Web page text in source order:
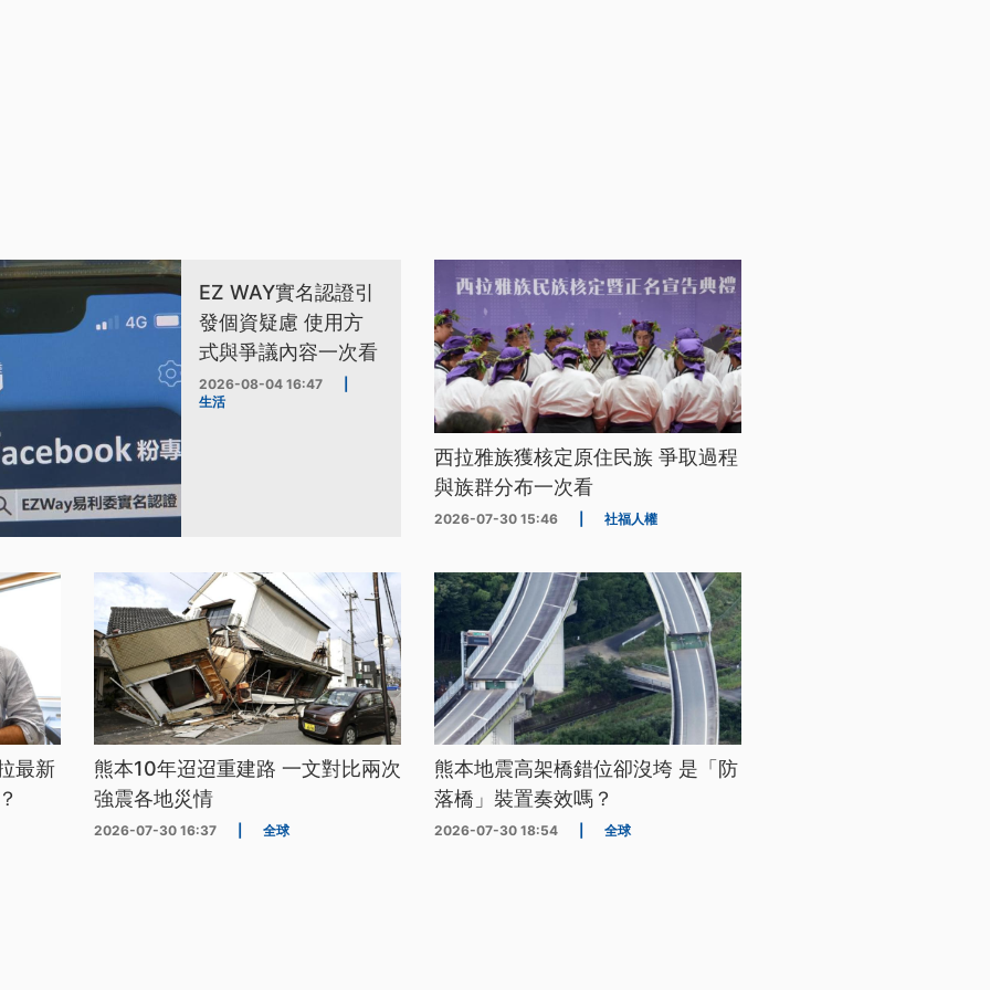
EZ WAY實名認證引
發個資疑慮 使用方
式與爭議內容一次看
2026-08-04 16:47
生活
西拉雅族獲核定原住民族 爭取過程
與族群分布一次看
2026-07-30 15:46 社福人權
最新
熊本10年迢迢重建路 一文對比兩次
強震各地災情
2026-07-30 16:37 全球
熊本地震高架橋錯位卻沒垮 是「防
落橋」裝置奏效嗎？
2026-07-30 18:54 全球